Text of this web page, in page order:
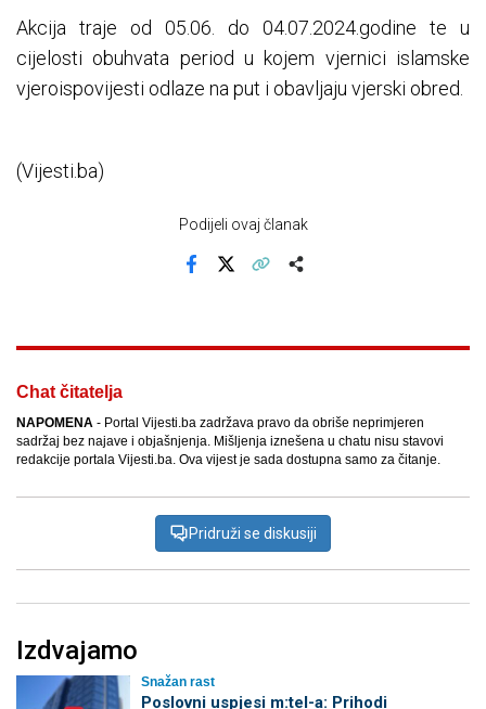
Akcija traje od 05.06. do 04.07.2024.godine te u
cijelosti obuhvata period u kojem vjernici islamske
vjeroispovijesti odlaze na put i obavljaju vjerski obred.
(Vijesti.ba)
Podijeli ovaj članak
Chat čitatelja
NAPOMENA - Portal Vijesti.ba zadržava pravo da obriše neprimjeren
sadržaj bez najave i objašnjenja. Mišljenja iznešena u chatu nisu stavovi
redakcije portala Vijesti.ba. Ova vijest je sada dostupna samo za čitanje.
Pridruži se diskusiji
Izdvajamo
Snažan rast
Poslovni uspjesi m:tel-a: Prihodi